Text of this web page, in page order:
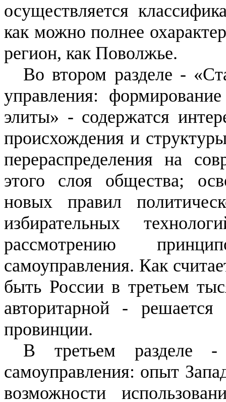
осуществляется
как можно полнее
регион, как Поволжье.
Во втором разделе -
управления:
элиты» - содержатся
происхождения и
перераспределения на
этого слоя общества;
новых правил
избирательных
рассмотрению
самоуправления. Как
быть России в третьем
авторитарной -
провинции.
В третьем разделе
самоуправления: опыт
возможности